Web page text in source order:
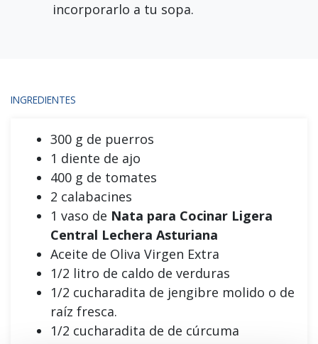
incorporarlo a tu sopa.
INGREDIENTES
300 g de puerros
1 diente de ajo
400 g de tomates
2 calabacines
1 vaso de Nata para Cocinar Ligera
Central Lechera Asturiana
Aceite de Oliva Virgen Extra
1/2 litro de caldo de verduras
1/2 cucharadita de jengibre molido o de
raíz fresca.
1/2 cucharadita de de cúrcuma